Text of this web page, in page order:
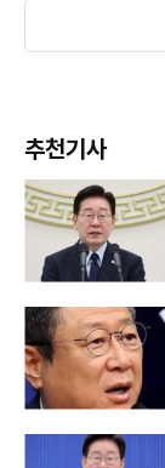
추천기사